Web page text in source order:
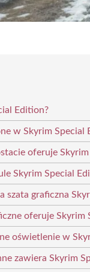
Edition?
w Skyrim Special
oferuje
Skyrim Special
szata graficzna
oferuje Skyrim
oświetlenie w
zawiera Skyrim